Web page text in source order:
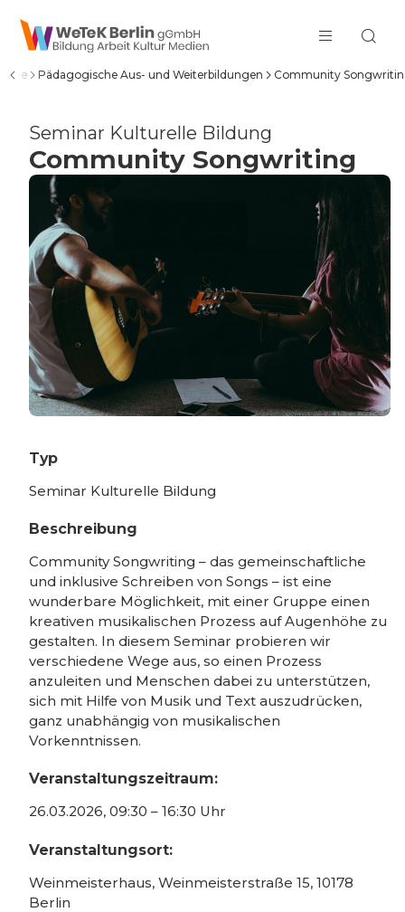
zum Inhalt springen
Pädagogische Aus- und Weiterbildungen Community
Seminar Kulturelle Bildung
Community Songwriting
Typ
Seminar Kulturelle Bildung
Beschreibung
Community Songwriting – das gemeinschaftliche
und inklusive Schreiben von Songs – ist eine
wunderbare Möglichkeit, mit einer Gruppe einen
kreativen musikalischen Prozess auf Augenhöhe zu
gestalten. In diesem Seminar probieren wir
verschiedene Wege aus, so einen Prozess
anzuleiten und Menschen dabei zu unterstützen,
sich mit Hilfe von Musik und Text auszudrücken,
ganz unabhängig von musikalischen
Vorkenntnissen.
Veranstaltungszeitraum:
26.03.2026, 09:30 – 16:30 Uhr
Veranstaltungsort:
Weinmeisterhaus, Weinmeisterstraße 15, 10178
Berlin